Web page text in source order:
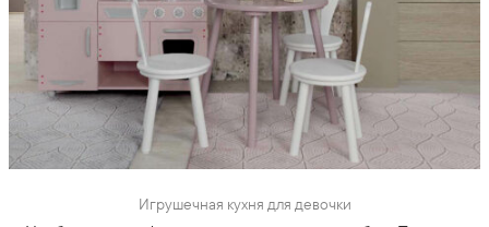
Игрушечная кухня для девочки